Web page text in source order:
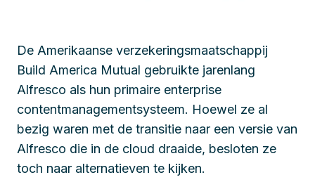
De Amerikaanse verzekeringsmaatschappij
Build America Mutual gebruikte jarenlang
Alfresco als hun primaire enterprise
contentmanagementsysteem. Hoewel ze al
bezig waren met de transitie naar een versie van
Alfresco die in de cloud draaide, besloten ze
toch naar alternatieven te kijken.